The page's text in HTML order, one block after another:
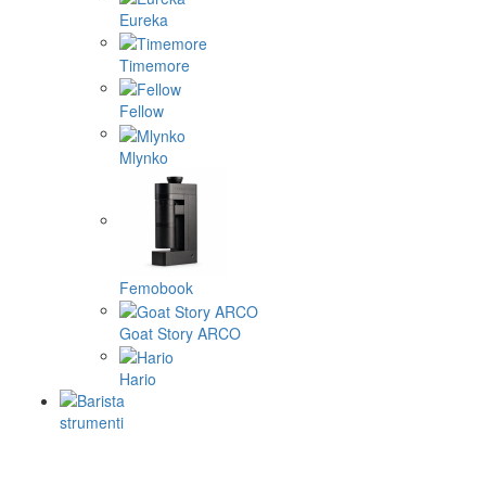
Eureka
Timemore
Fellow
Mlynko
Femobook
Goat Story ARCO
Hario